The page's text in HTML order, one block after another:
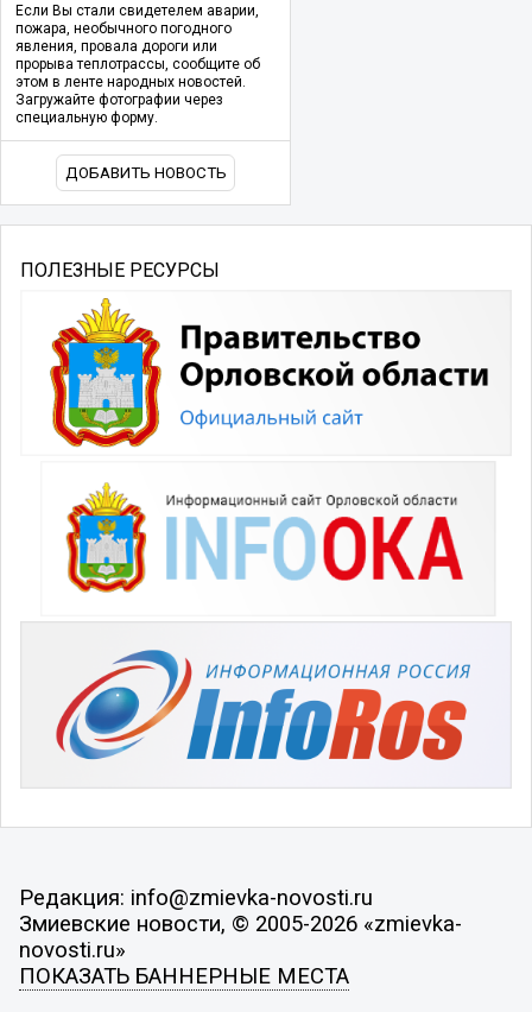
Если Вы стали свидетелем аварии,
пожара, необычного погодного
явления, провала дороги или
прорыва теплотрассы, сообщите об
этом в ленте народных новостей.
Загружайте фотографии через
специальную форму.
ДОБАВИТЬ НОВОСТЬ
ПОЛЕЗНЫЕ РЕСУРСЫ
Редакция: info@zmievka-novosti.ru
Змиевские новости, © 2005-2026 «zmievka-
novosti.ru»
ПОКАЗАТЬ БАННЕРНЫЕ МЕСТА